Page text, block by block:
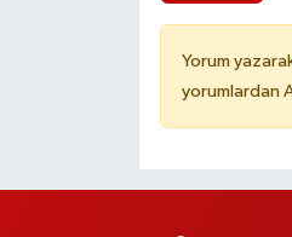
Yorum
yorumlardan